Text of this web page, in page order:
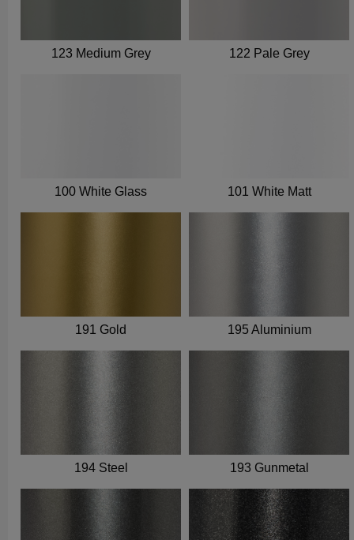
123 Medium Grey 122 Pale Grey
100 White Glass 101 White Matt
191 Gold 195 Aluminium
194 Steel 193 Gunmetal